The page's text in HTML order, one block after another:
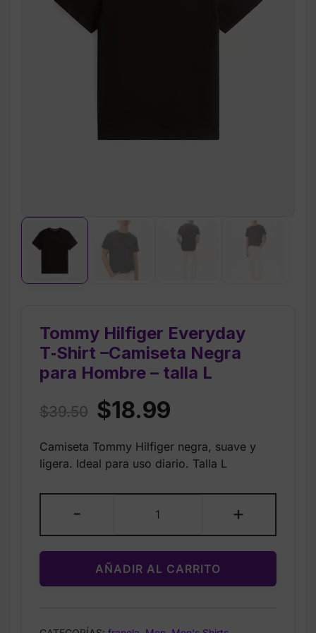
Tommy Hilfiger Everyday
T‑Shirt –Camiseta Negra
para Hombre – talla L
$39.50 Original
was:
$18.99
is:
Camiseta Tommy Hilfiger negra, suave y
ligera. Ideal para uso diario. Talla L
-
Hilfiger
Everyday
T‑Shirt
–
Camiseta
+
AÑADIR AL CARRITO